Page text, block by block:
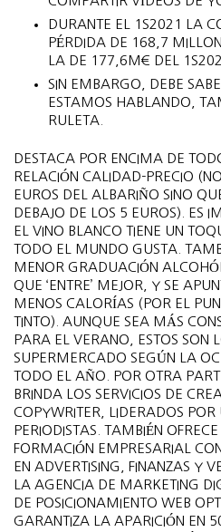
DURANTE EL 1S2021 LA
PÉRDIDA DE 168,7
LA DE 177,6M€ DEL
SIN EMBARGO, DEBE
ESTAMOS HABLANDO,
RULETA.
DESTACA POR ENCIMA DE
RELACIÓN CALIDAD-PRECIO
EUROS DEL ALBARIÑO SINO
DEBAJO DE LOS 5 EUROS). ES
EL VINO BLANCO TIENE UN
TODO EL MUNDO GUSTA.
MENOR GRADUACIÓN
QUE ‘ENTRE’ MEJOR, Y SE
MENOS CALORÍAS (POR EL
TINTO). AUNQUE SEA MÁS
PARA EL VERANO, ESTOS SON
SUPERMERCADO SEGÚN LA
TODO EL AÑO. POR OTRA
BRINDA LOS SERVICIOS DE
COPYWRITER, LIDERADOS POR
PERIODISTAS. TAMBIÉN
FORMACIÓN EMPRESARIAL
EN ADVERTISING, FINANZAS Y
LA AGENCIA DE MARKETING
DE POSICIONAMIENTO WEB
GARANTIZA LA APARICIÓN EN